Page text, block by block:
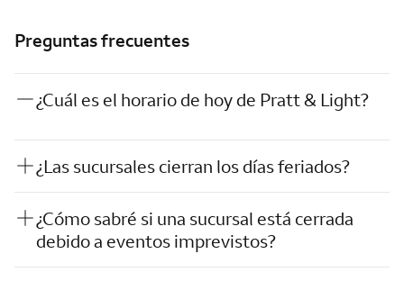
Preguntas frecuentes
¿Cuál es el horario de hoy de Pratt & Light?
¿Las sucursales cierran los días feriados?
¿Cómo sabré si una sucursal está cerrada
debido a eventos imprevistos?